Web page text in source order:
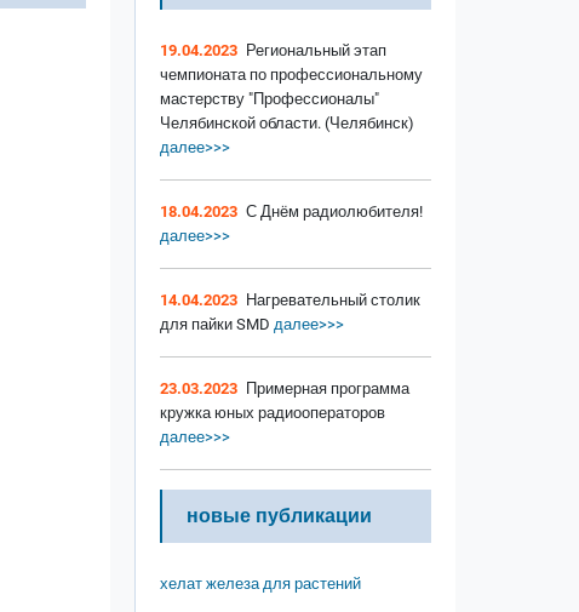
19.04.2023 Региональный этап
чемпионата по профессиональному
мастерству "Профессионалы"
Челябинской области. (Челябинск)
далее>>>
18.04.2023 С Днём радиолюбителя!
далее>>>
14.04.2023 Нагревательный столик
для пайки SMD далее>>>
23.03.2023 Примерная программа
кружка юных радиооператоров
далее>>>
новые публикации
хелат железа для растений